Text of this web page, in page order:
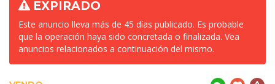
EXPIRADO
Este anuncio lleva más de 45 días publicado. Es probable
que la operación haya sido concretada o finalizada. Vea
anuncios relacionados a continuación del mismo.